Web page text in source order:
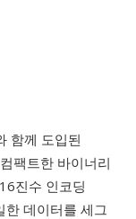
함께 도입된
팩트한 바이너리
진수 인코딩
한 데이터를 세그